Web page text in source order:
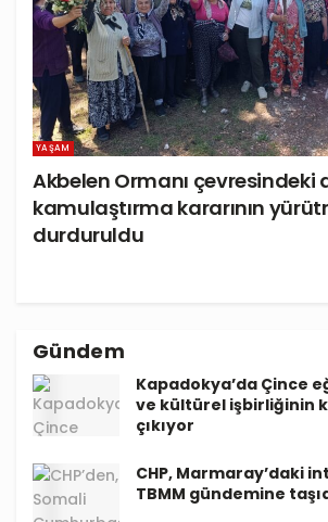
YAŞAM
Akbelen Ormanı çevresindeki
kamulaştırma kararının
durduruldu
Gündem
Kapadokya’da Çince
ve kültürel işbirliğinin
çıkıyor
CHP, Marmaray’daki
TBMM gündemine